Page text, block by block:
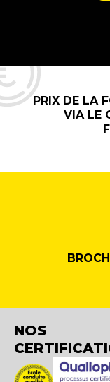
PRIX DE LA
VIA LE
NOS